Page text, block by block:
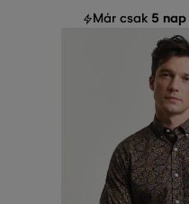
Már csak 5 nap